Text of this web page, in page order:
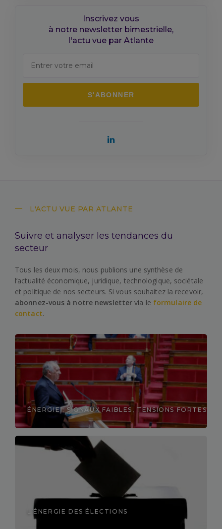
Inscrivez vous
à notre newsletter bimestrielle,
l'actu vue par Atlante
L'ACTU VUE PAR ATLANTE
Suivre et analyser les tendances du
secteur
Tous les deux mois, nous publions une synthèse de
l’actualité économique, juridique, technologique, sociétale
et politique de nos secteurs. Si vous souhaitez la recevoir,
abonnez-vous à notre newsletter via le formulaire de
contact.
ÉNERGIE : SIGNAUX FAIBLES, TENSIONS FORTES
Découvrir
L’ÉNERGIE DES ÉLECTIONS